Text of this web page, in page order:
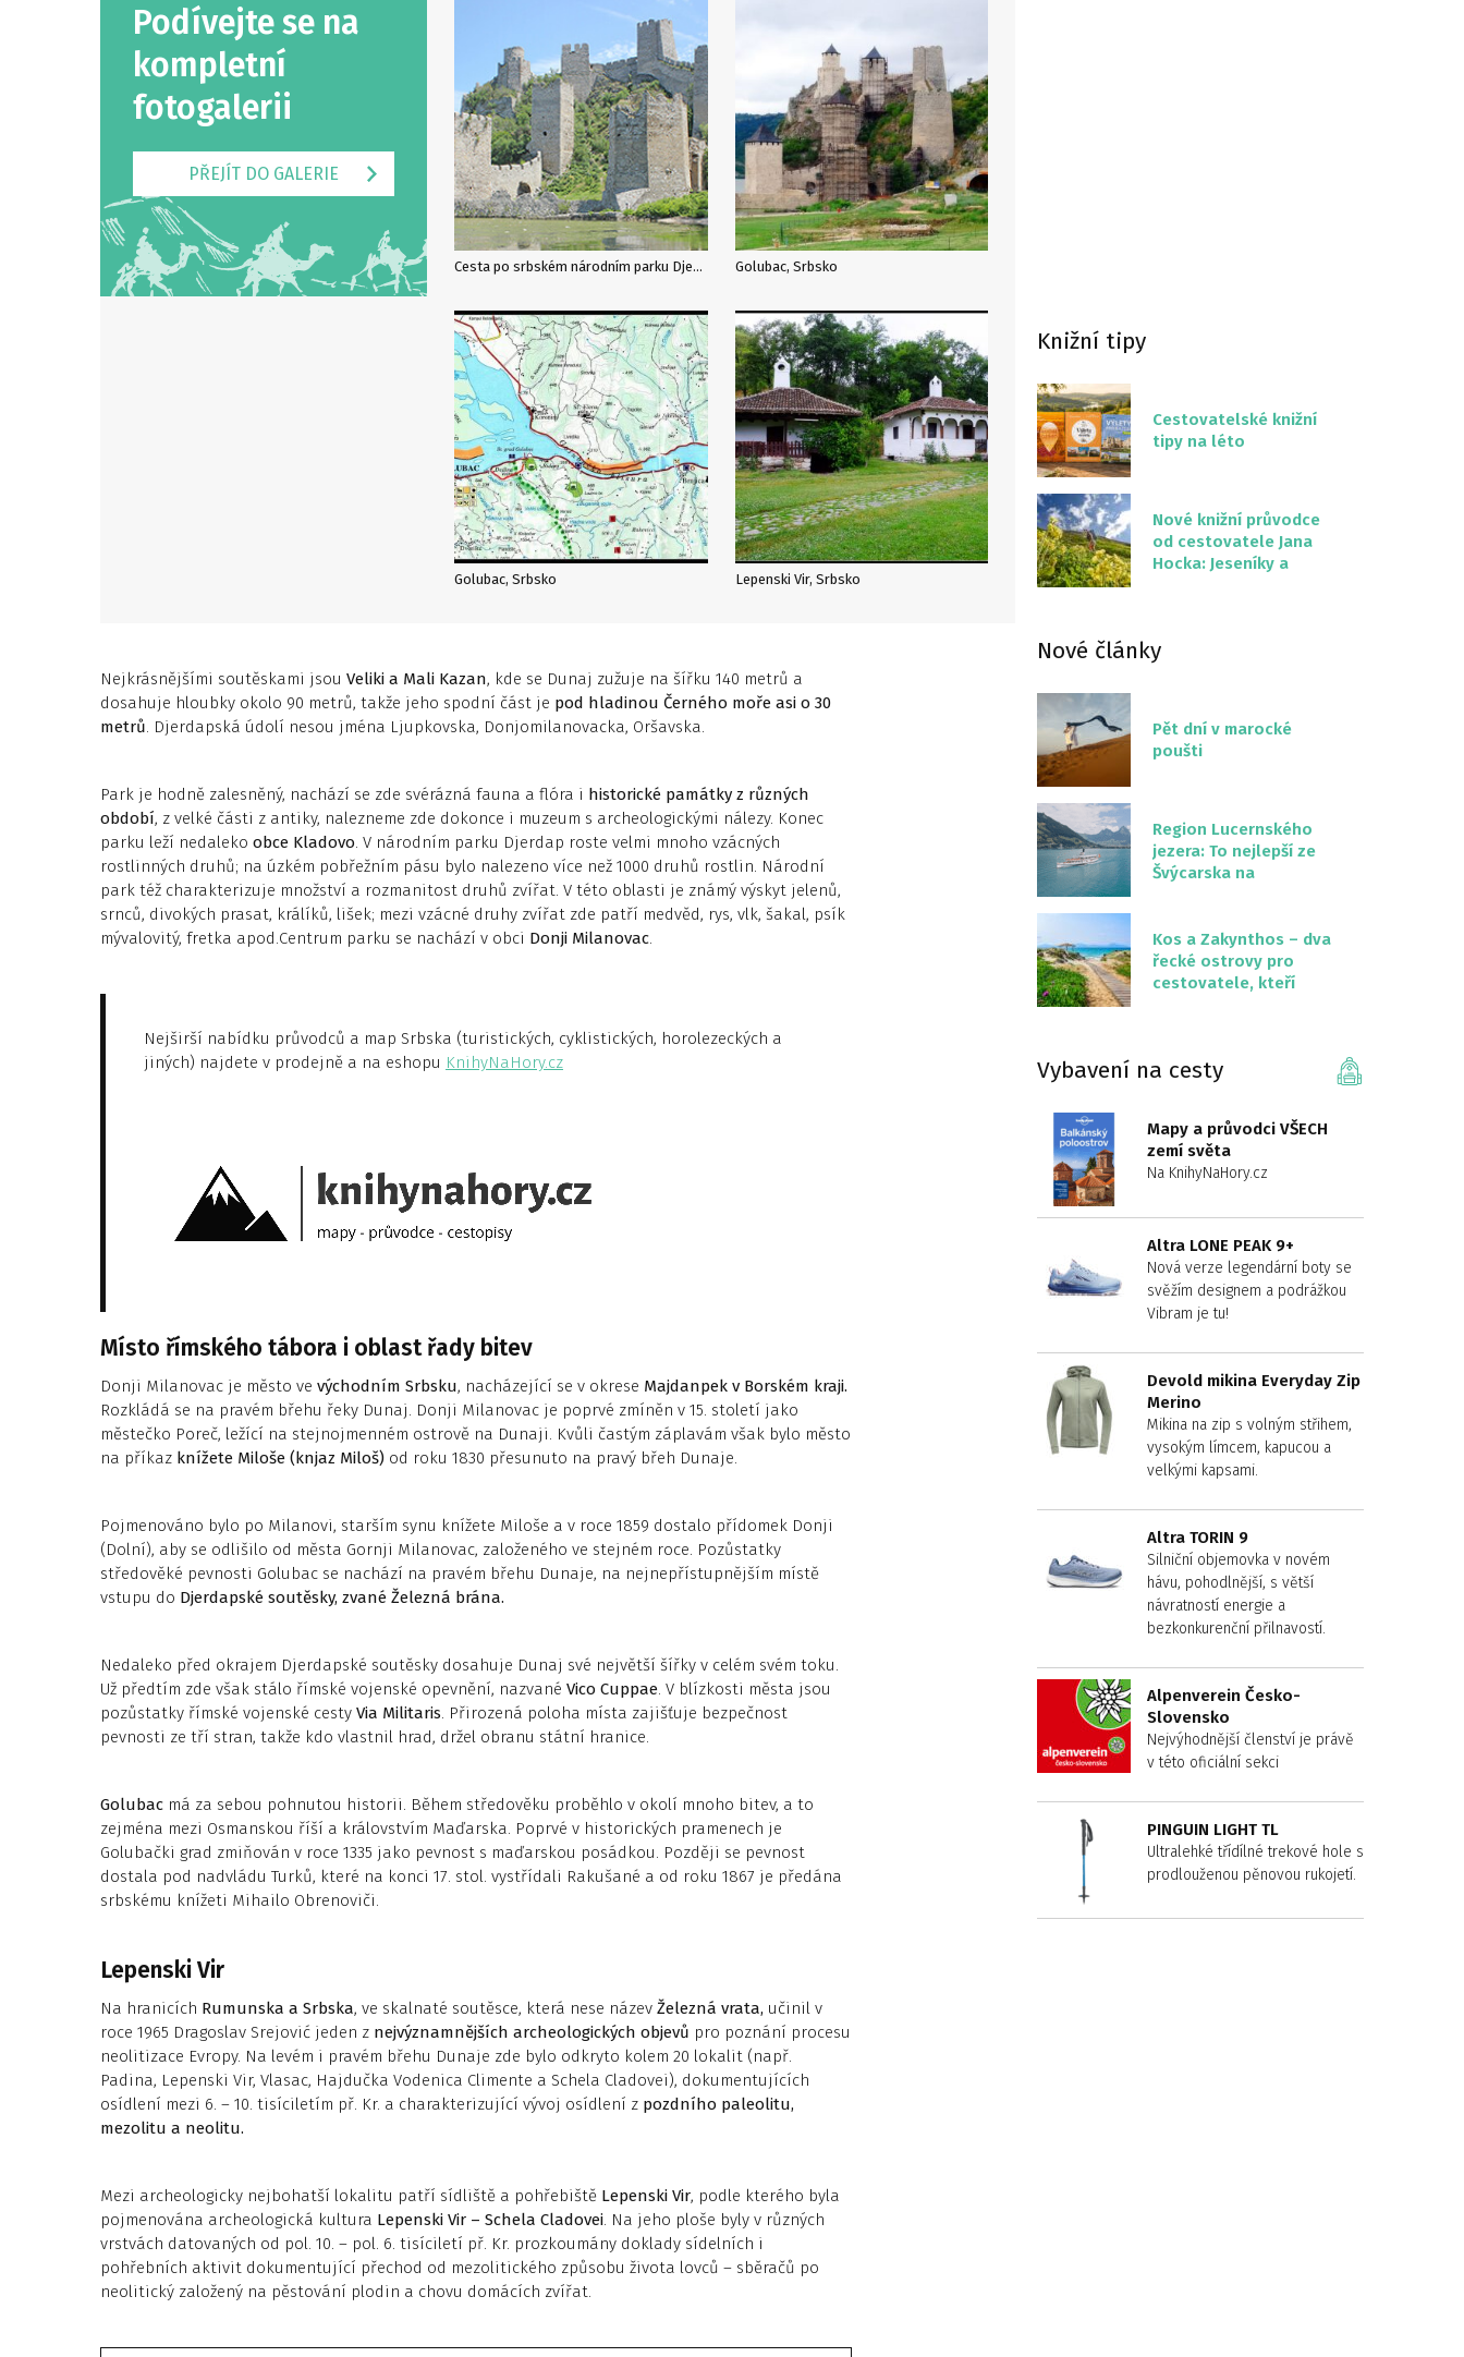
Podívejte se na
kompletní
fotogalerii
PŘEJÍT DO GALERIE
Cesta po srbském národním parku Djerdap, začněme tedy s pevností Golubačka tvrdjava a nalezištěm Lepenski Vir Golubac, Srbsko
Golubac, Srbsko Lepenski Vir, Srbsko
Nejkrásnějšími soutěskami jsou Veliki a Mali Kazan, kde se Dunaj zužuje na šířku 140 metrů a
dosahuje hloubky okolo 90 metrů, takže jeho spodní část je pod hladinou Černého moře asi o 30
metrů. Djerdapská údolí nesou jména Ljupkovska, Donjomilanovacka, Oršavska.
Park je hodně zalesněný, nachází se zde svérázná fauna a flóra i historické památky z různých
období, z velké části z antiky, nalezneme zde dokonce i muzeum s archeologickými nálezy. Konec
parku leží nedaleko obce Kladovo. V národním parku Djerdap roste velmi mnoho vzácných
rostlinných druhů; na úzkém pobřežním pásu bylo nalezeno více než 1000 druhů rostlin. Národní
park též charakterizuje množství a rozmanitost druhů zvířat. V této oblasti je známý výskyt jelenů,
srnců, divokých prasat, králíků, lišek; mezi vzácné druhy zvířat zde patří medvěd, rys, vlk, šakal, psík
mývalovitý, fretka apod.Centrum parku se nachází v obci Donji Milanovac.
Nejširší nabídku průvodců a map Srbska (turistických, cyklistických, horolezeckých a
jiných) najdete v prodejně a na eshopu KnihyNaHory.cz
Místo římského tábora i oblast řady bitev
Donji Milanovac je město ve východním Srbsku, nacházející se v okrese Majdanpek v Borském kraji.
Rozkládá se na pravém břehu řeky Dunaj. Donji Milanovac je poprvé zmíněn v 15. století jako
městečko Poreč, ležící na stejnojmenném ostrově na Dunaji. Kvůli častým záplavám však bylo město
na příkaz knížete Miloše (knjaz Miloš) od roku 1830 přesunuto na pravý břeh Dunaje.
Pojmenováno bylo po Milanovi, starším synu knížete Miloše a v roce 1859 dostalo přídomek Donji
(Dolní), aby se odlišilo od města Gornji Milanovac, založeného ve stejném roce. Pozůstatky
středověké pevnosti Golubac se nachází na pravém břehu Dunaje, na nejnepřístupnějším místě
vstupu do Djerdapské soutěsky, zvané Železná brána.
Nedaleko před okrajem Djerdapské soutěsky dosahuje Dunaj své největší šířky v celém svém toku.
Už předtím zde však stálo římské vojenské opevnění, nazvané Vico Cuppae. V blízkosti města jsou
pozůstatky římské vojenské cesty Via Militaris. Přirozená poloha místa zajišťuje bezpečnost
pevnosti ze tří stran, takže kdo vlastnil hrad, držel obranu státní hranice.
Golubac má za sebou pohnutou historii. Během středověku proběhlo v okolí mnoho bitev, a to
zejména mezi Osmanskou říší a královstvím Maďarska. Poprvé v historických pramenech je
Golubački grad zmiňován v roce 1335 jako pevnost s maďarskou posádkou. Později se pevnost
dostala pod nadvládu Turků, které na konci 17. stol. vystřídali Rakušané a od roku 1867 je předána
srbskému knížeti Mihailo Obrenoviči.
Lepenski Vir
Na hranicích Rumunska a Srbska, ve skalnaté soutěsce, která nese název Železná vrata, učinil v
roce 1965 Dragoslav Srejović jeden z nejvýznamnějších archeologických objevů pro poznání procesu
neolitizace Evropy. Na levém i pravém břehu Dunaje zde bylo odkryto kolem 20 lokalit (např.
Padina, Lepenski Vir, Vlasac, Hajdučka Vodenica Climente a Schela Cladovei), dokumentujících
osídlení mezi 6. – 10. tisíciletím př. Kr. a charakterizující vývoj osídlení z pozdního paleolitu,
mezolitu a neolitu.
Mezi archeologicky nejbohatší lokalitu patří sídliště a pohřebiště Lepenski Vir, podle kterého byla
pojmenována archeologická kultura Lepenski Vir – Schela Cladovei. Na jeho ploše byly v různých
vrstvách datovaných od pol. 10. – pol. 6. tisíciletí př. Kr. prozkoumány doklady sídelních i
pohřebních aktivit dokumentující přechod od mezolitického způsobu života lovců – sběračů po
neolitický založený na pěstování plodin a chovu domácích zvířat.
Knižní tipy
Cestovatelské knižní
tipy na léto
Nové knižní průvodce
od cestovatele Jana
Hocka: Jeseníky a
Nové články
Pět dní v marocké
poušti
Region Lucernského
jezera: To nejlepší ze
Švýcarska na
Kos a Zakynthos – dva
řecké ostrovy pro
cestovatele, kteří
Vybavení na cesty
Mapy a průvodci VŠECH
zemí světa
Na KnihyNaHory.cz
Altra LONE PEAK 9+
Nová verze legendární boty se
svěžím designem a podrážkou
Vibram je tu!
Devold mikina Everyday Zip
Merino
Mikina na zip s volným střihem,
vysokým límcem, kapucou a
velkými kapsami.
Altra TORIN 9
Silniční objemovka v novém
hávu, pohodlnější, s větší
návratností energie a
bezkonkurenční přilnavostí.
Alpenverein Česko-
Slovensko
Nejvýhodnější členství je právě
v této oficiální sekci
PINGUIN LIGHT TL
Ultralehké třídílné trekové hole s
prodlouženou pěnovou rukojetí.